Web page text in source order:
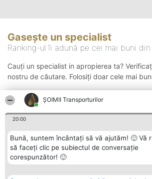
ȘOIMII Transporturilor
20:00
Bună, suntem încântați să vă ajutăm! 🙂 Vă
să faceți clic pe subiectul de conversație
corespunzător! 🙂
Gasește un specialist
Ranking-ul îi adună pe cei mai buni
Cauți un specialist in apropierea ta?
nostru de căutare. Folosiți doar cele mai